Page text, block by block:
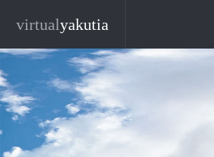
virtualyakutia